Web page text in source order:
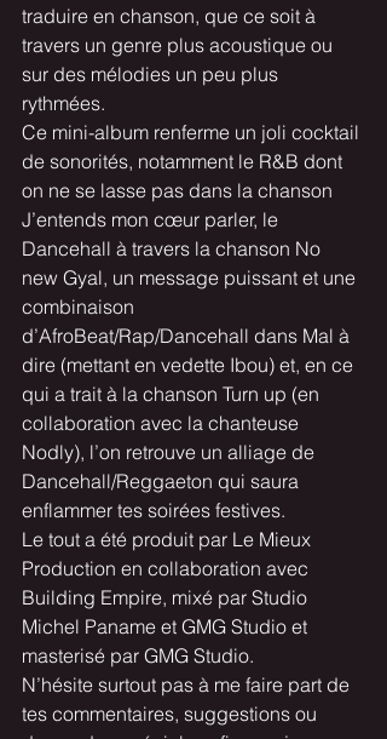
traduire en chanson, que ce soit à
travers un genre plus acoustique ou
sur des mélodies un peu plus
rythmées.
Ce mini-album renferme un joli cocktail
de sonorités, notamment le R&B dont
on ne se lasse pas dans la chanson
J’entends mon cœur parler, le
Dancehall à travers la chanson No
new Gyal, un message puissant et une
combinaison
d’AfroBeat/Rap/Dancehall dans Mal à
dire (mettant en vedette Ibou) et, en ce
qui a trait à la chanson Turn up (en
collaboration avec la chanteuse
Nodly), l’on retrouve un alliage de
Dancehall/Reggaeton qui saura
enflammer tes soirées festives.
Le tout a été produit par Le Mieux
Production en collaboration avec
Building Empire, mixé par Studio
Michel Paname et GMG Studio et
masterisé par GMG Studio.
N’hésite surtout pas à me faire part de
tes commentaires, suggestions ou